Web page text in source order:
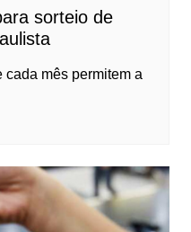
sorteio de
cada mês permitem a